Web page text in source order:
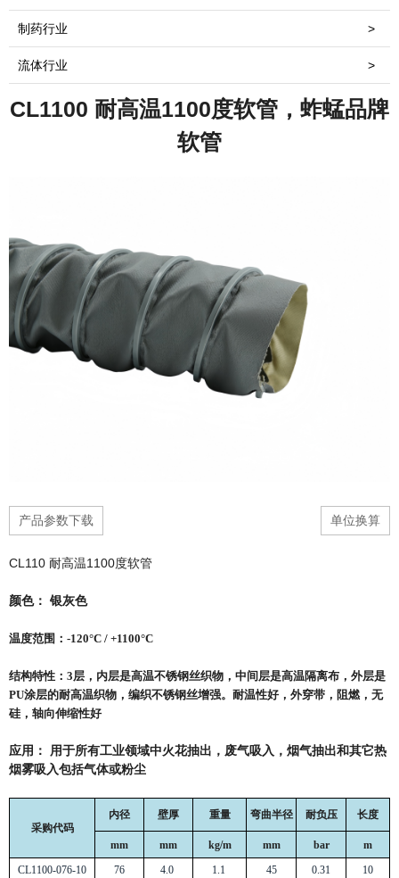
制药行业 >
流体行业 >
CL1100 耐高温1100度软管，蚱蜢品牌
软管
产品参数下载 单位换算
CL110 耐高温1100度软管
颜色： 银灰色
温度范围：-120°C / +1100°C
结构特性：3层，内层是高温不锈钢丝织物，中间层是高温隔离布，外层是
PU涂层的耐高温织物，编织不锈钢丝增强。耐温性好，外穿带，阻燃，无
硅，轴向伸缩性好
应用： 用于所有工业领域中火花抽出，废气吸入，烟气抽出和其它热
烟雾吸入包括气体或粉尘
采购代码
内径 壁厚 重量 弯曲半径 耐负压 长度
mm mm kg/m mm bar
m
CL1100-076-10
76 4.0 1.1 45 0.31
10